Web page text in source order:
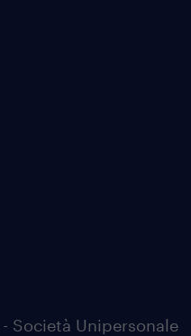
- Società Unipersonale